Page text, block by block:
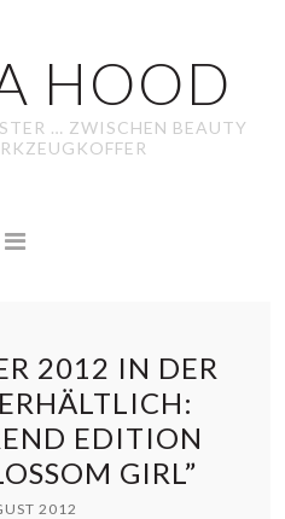
HOOD
… ZWISCHEN BEAUTY
2012 IN DER
EDITION
GIRL”
2012